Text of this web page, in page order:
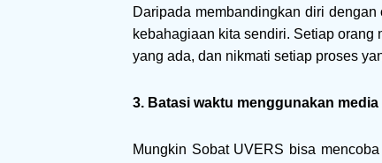
Daripada membandingkan diri
kebahagiaan kita sendiri. Setiap
yang ada, dan nikmati setiap proses
3. Batasi waktu menggunakan media
Mungkin Sobat UVERS bisa